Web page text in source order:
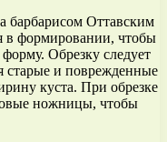
барбарисом Оттавским
в формировании, чтобы
Обрезку следует
старые и поврежденные
куста. При обрезке
ножницы, чтобы